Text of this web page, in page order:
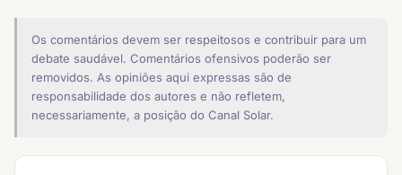
Os comentários devem ser respeitosos e contribuir para um
debate saudável. Comentários ofensivos poderão ser
removidos. As opiniões aqui expressas são de
responsabilidade dos autores e não refletem,
necessariamente, a posição do Canal Solar.